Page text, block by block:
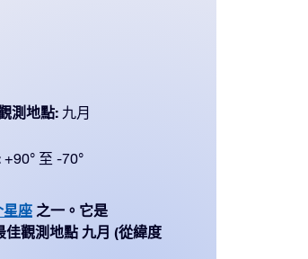
測地點: 九月
+90° 至 -70°
星座 之一。它是
觀測地點 九月 (從緯度